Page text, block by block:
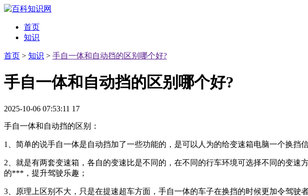
首页
知识
首页 > 知识 > 手自一体和自动挡的区别哪个好?
手自一体和自动挡的区别哪个好?
2025-10-06 07:53:11 17
手自一体和自动挡的区别：
1、简单的说手自一体是自动挡加了一些功能的，是可以人为的给变速箱电脑一个换挡
2、就是有两套变速箱，各自的变速比是不同的，在不同的行车环境可选择不同的变
的***，提升驾驶乐趣；
3、原理上区别不大，只是在提速超车方面，手自一体的车子在换挡的时候更加令驾